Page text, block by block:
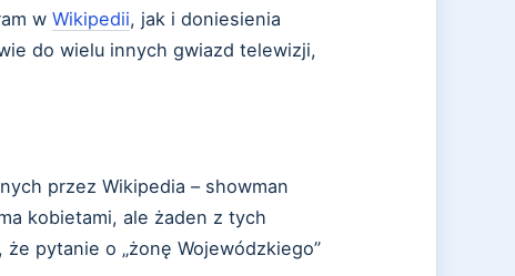
w Wikipedii, jak i doniesienia
do wielu innych gwiazd telewizji,
przez Wikipedia – showman
kobietami, ale żaden z tych
pytanie o „żonę Wojewódzkiego”